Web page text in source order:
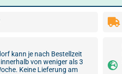
kann je nach Bestellzeit
von weniger als 3
Keine Lieferung am